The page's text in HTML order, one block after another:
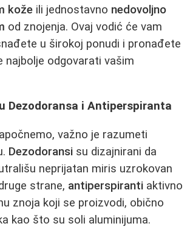
kože ili jednostavno nedovoljno
od znojenja. Ovaj vodić će vam
u širokoj ponudi i pronađete
najbolje odgovarati vašim
Dezodoransa i Antiperspiranta
važno je razumeti
Dezodoransi su dizajnirani da
neprijatan miris uzrokovan
strane, antiperspiranti aktivno
znoja koji se proizvodi, obično
kao što su soli aluminijuma.